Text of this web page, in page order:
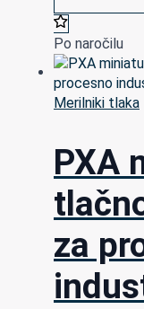
Po naročilu
Merilniki tlaka
PXA
za